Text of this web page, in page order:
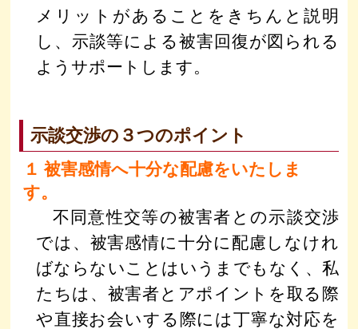
メリットがあることをきちんと説明
し、示談等による被害回復が図られる
ようサポートします。
示談交渉の３つのポイント
１ 被害感情へ十分な配慮をいたしま
す。
不同意性交等の被害者との示談交渉
では、被害感情に十分に配慮しなけれ
ばならないことはいうまでもなく、私
たちは、被害者とアポイントを取る際
や直接お会いする際には丁寧な対応を